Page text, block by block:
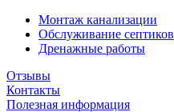
Монтаж канализации
Обслуживание септиков
Дренажные работы
Отзывы
Контакты
Полезная информация